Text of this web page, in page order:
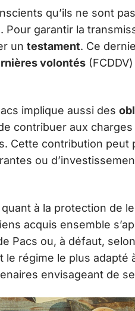
qu’ils ne sont
Pour garantir la
un testament. Ce
volontés
implique aussi des
contribuer aux
Cette contribution peut
ou
à la protection de
acquis ensemble
Pacs ou, à défaut,
le régime le plus adapté
envisageant de